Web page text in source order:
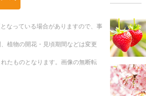
なっている場合がありますので、事
植物の開花・見頃期間などは変更
たものとなります。画像の無断転